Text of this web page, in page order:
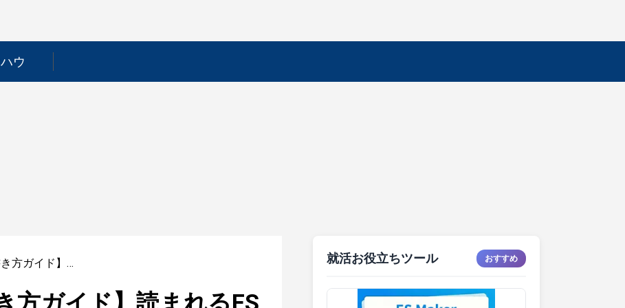
ウ
【ゲーム業界ES書き方ガイド】読まれるESのポイントを徹底解説！
方ガイド】読まれるES
就活お役立ちツール おすすめ